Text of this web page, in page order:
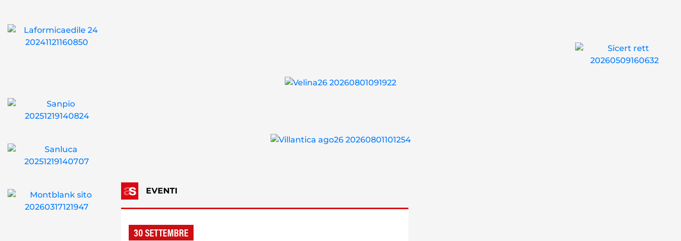
EVENTI
30 SETTEMBRE